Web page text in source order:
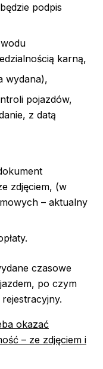
podpis
karną,
wydana),
pojazdów,
z datą
zdjęciem, (w
– aktualny
czasowe
po czym
okazać
– ze zdjęciem i